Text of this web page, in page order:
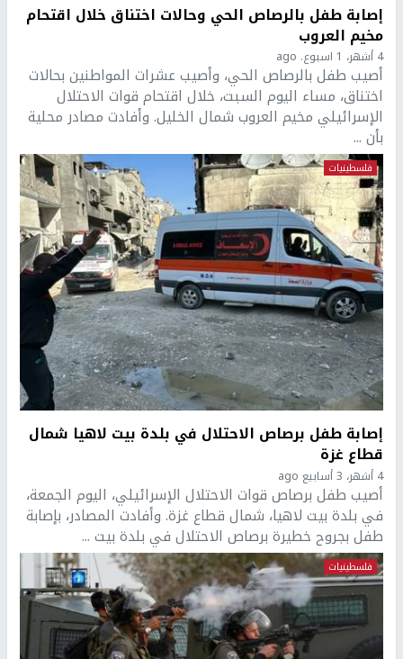
إصابة طفل بالرصاص الحي وحالات اختناق خلال اقتحام
مخيم العروب
4 أشهر، 1 اسبوع. ago
أصيب طفل بالرصاص الحي، وأصيب عشرات المواطنين بحالات
اختناق، مساء اليوم السبت، خلال اقتحام قوات الاحتلال
الإسرائيلي مخيم العروب شمال الخليل. وأفادت مصادر محلية
بأن ...
فلسطينيات
إصابة طفل برصاص الاحتلال في بلدة بيت لاهيا شمال
قطاع غزة
4 أشهر، 3 أسابيع ago
أصيب طفل برصاص قوات الاحتلال الإسرائيلي، اليوم الجمعة،
في بلدة بيت لاهيا، شمال قطاع غزة. وأفادت المصادر، بإصابة
طفل بجروح خطيرة برصاص الاحتلال في بلدة بيت ...
فلسطينيات